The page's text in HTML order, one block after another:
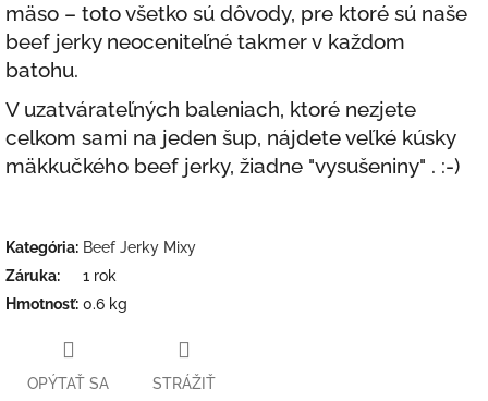
mäso – toto všetko sú dôvody, pre ktoré sú naše
beef jerky neoceniteľné takmer v každom
batohu.
V uzatvárateľných baleniach, ktoré nezjete
celkom sami na jeden šup, nájdete veľké kúsky
mäkkučkého beef jerky, žiadne "vysušeniny" . :-)
Kategória: Beef Jerky Mixy
Záruka:
1 rok
Hmotnosť: 0.6 kg
OPÝTAŤ SA STRÁŽIŤ